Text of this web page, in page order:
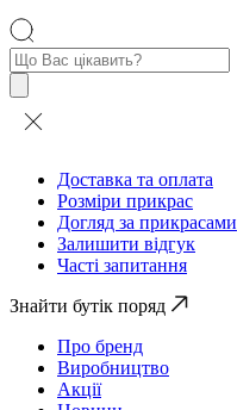
Пошук
товарів
Доставка та оплата
Розміри прикрас
Догляд за прикрасами
Залишити відгук
Часті запитання
Знайти бутік поряд
Про бренд
Виробництво
Акції